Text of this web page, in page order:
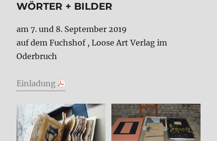
WÖRTER + BILDER
am 7. und 8. September 2019
auf dem Fuchshof , Loose Art Verlag im
Oderbruch
Einladung